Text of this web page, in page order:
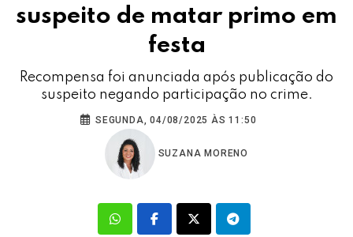
suspeito de matar primo em
festa
Recompensa foi anunciada após publicação do
suspeito negando participação no crime.
SEGUNDA, 04/08/2025 ÀS 11:50
SUZANA MORENO